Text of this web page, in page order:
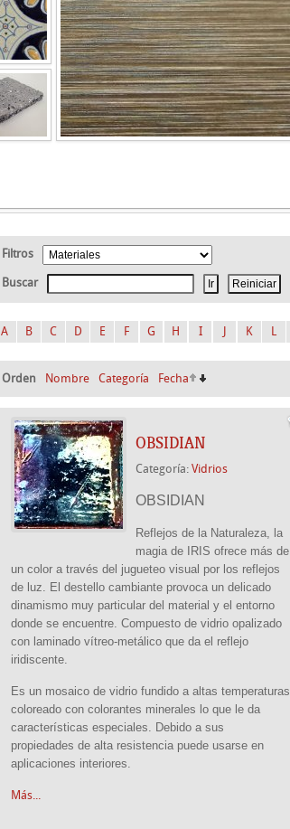
Filtros
Buscar
A B C D E F G H I K L
Orden Nombre Categoría Fecha
OBSIDIAN
Categoría: Vidrios
OBSIDIAN
Reflejos de la Naturaleza, la
magia de IRIS ofrece más de
un color a través del jugueteo visual por los reflejos
de luz. El destello cambiante provoca un delicado
dinamismo muy particular del material y el entorno
donde se encuentre. Compuesto de vidrio opalizado
con laminado vítreo-metálico que da el reflejo
iridiscente.
Es un mosaico de vidrio fundido a altas temperaturas
coloreado con colorantes minerales lo que le da
características especiales. Debido a sus
propiedades de alta resistencia puede usarse en
aplicaciones interiores.
Más...